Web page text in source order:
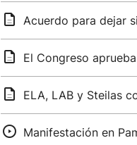
Acuerdo para dejar
El Congreso
ELA, LAB y Steilas
Manifestación en